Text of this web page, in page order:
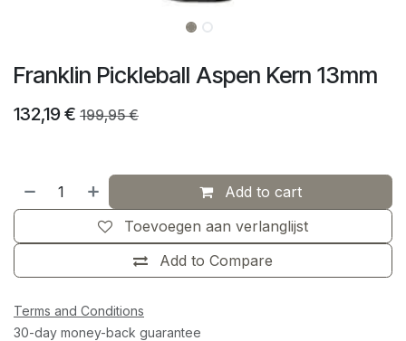
Franklin Pickleball Aspen Kern 13mm
132,19€ 199,95€
Add to cart
Add to Compare
Toevoegen aan verlanglijst
Terms and Conditions
30-day money-back guarantee